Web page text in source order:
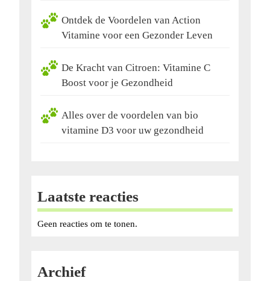
Ontdek de Voordelen van Action
Vitamine voor een Gezonder Leven
De Kracht van Citroen: Vitamine C
Boost voor je Gezondheid
Alles over de voordelen van bio
vitamine D3 voor uw gezondheid
Laatste reacties
Geen reacties om te tonen.
Archief